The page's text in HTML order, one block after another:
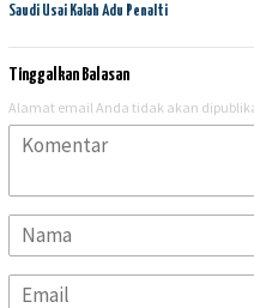
Saudi Usai Kalah Adu Penalti
Tinggalkan Balasan
Alamat email Anda tidak akan